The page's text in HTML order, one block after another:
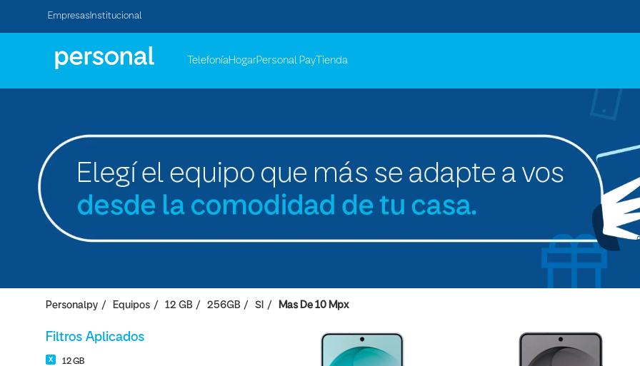
Empresas Institucional
TelefoníaHogarPersonal Pay Tienda
Personalpy Equipos 12 GB 256GB SI Mas De 10 Mpx
Filtros Aplicados
12 GB